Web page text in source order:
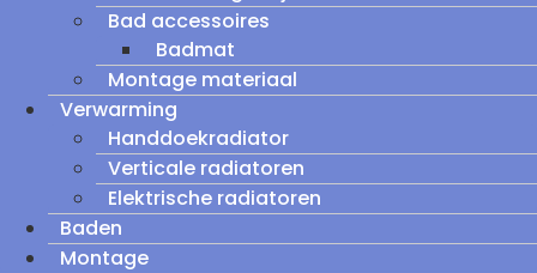
Bad accessoires
Badmat
Montage materiaal
Verwarming
Handdoekradiator
Verticale radiatoren
Elektrische radiatoren
Baden
Montage